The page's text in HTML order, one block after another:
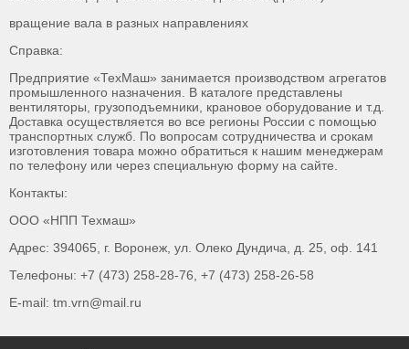
вращение вала в разных направлениях
Справка:
Предприятие «ТехМаш» занимается производством агрегатов
промышленного назначения. В каталоге представлены
вентиляторы, грузоподъемники, крановое оборудование и т.д.
Доставка осуществляется во все регионы России с помощью
транспортных служб. По вопросам сотрудничества и срокам
изготовления товара можно обратиться к нашим менеджерам
по телефону или через специальную форму на сайте.
Контакты:
ООО «НПП Техмаш»
Адрес: 394065, г. Воронеж, ул. Олеко Дундича, д. 25, оф. 141
Телефоны: +7 (473) 258-28-76, +7 (473) 258-26-58
E-mail: tm.vrn@mail.ru